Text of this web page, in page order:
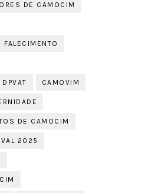
DE CAMOCIM
CAMOVIM
DE CAMOCIM
2025